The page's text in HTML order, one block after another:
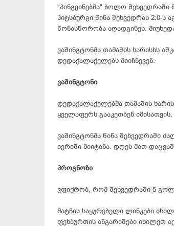
"პინგვინებმა" ბოლო შეხვედრაში
პიტსბურგი წინა შეხვედრას 2:0-ს
წონასწორობა აღადგინეს.
ვაშინგტონმა თამაშის ხარისხს
დედაქალაქელებს მიიჩნევენ.
ვაშინგტონი
დედაქალაქელებმა თამაშის
ყველაფერს გააკეთბენ
ვაშინგტონმა წინა შეხვედრაში
იერიში მიიტანა. დღეს მათ
პროგნოზი
ვფიქრობ, რომ შეხვედრაში 5
მატჩის საყურებელი ლინკები
ფეხბურთის ანგარიშები იხილეთ